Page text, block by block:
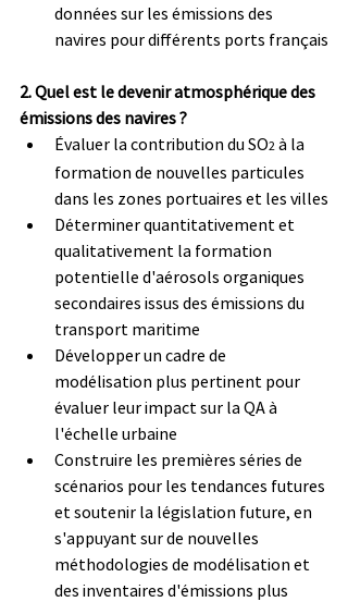
données sur les émissions des
navires pour différents ports français
2. Quel est le devenir atmosphérique des
émissions des navires ?
Évaluer la contribution du SO2 à la
formation de nouvelles particules
dans les zones portuaires et les villes
Déterminer quantitativement et
qualitativement la formation
potentielle d'aérosols organiques
secondaires issus des émissions du
transport maritime
Développer un cadre de
modélisation plus pertinent pour
évaluer leur impact sur la QA à
l'échelle urbaine
Construire les premières séries de
scénarios pour les tendances futures
et soutenir la législation future, en
s'appuyant sur de nouvelles
méthodologies de modélisation et
des inventaires d'émissions plus